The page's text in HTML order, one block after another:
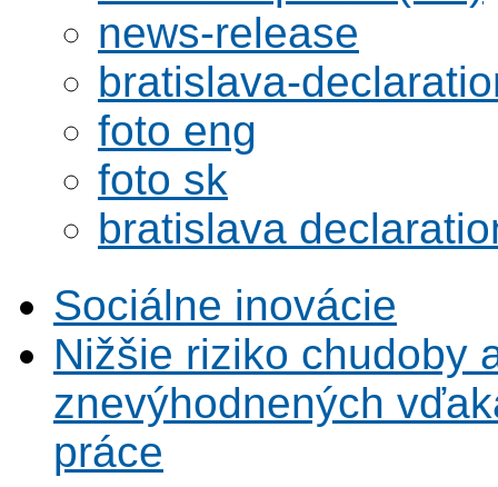
news-release
bratislava-
foto eng
foto sk
bratislava
Sociálne inovácie
Nižšie riziko chudoby
znevýhodnených
práce